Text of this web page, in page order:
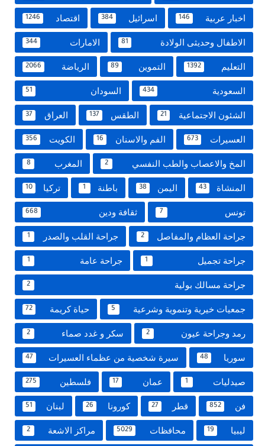
اخبار عربية 146 اسرائيل 384 اقتصاد 1246
الاطفال وحديثى الولادة 81 الامارات 344
التعليم 1392 التموين 89 الرياضة 2066
السعودية 434 السودان 51
الشئون الاجتماعية 21 الطقس 137 العراق 37
العسيرات 673 الفم والاسنان 16 الكويت 356
المخ والاعصاب والطب النفسي 2 المغرب 8
المنشاة 43 اليمن 38 باطنة 1 تركيا 10
تونس 7 ثقافة ودين 668
جراحة العظام والمفاصل 2 جراحة القلب والصدر 1
جراحة تجميل 1 جراحة عامة 1
جراحة مسالك بولية 2
جمعيات خيرية وتنموية وشرعية 5 حياة كريمة 72
رمد وجراحة عيون 2 سكر و غدد صماء 2
سوريا 48 سيرة شخصية من عظماء العسيرات 47
صيدليات 1 عمان 17 فلسطين 275
فن 852 قطر 27 كورونا 26 لبنان 51
ليبيا 19 محافظات 5029 مراكز الاشعة 2